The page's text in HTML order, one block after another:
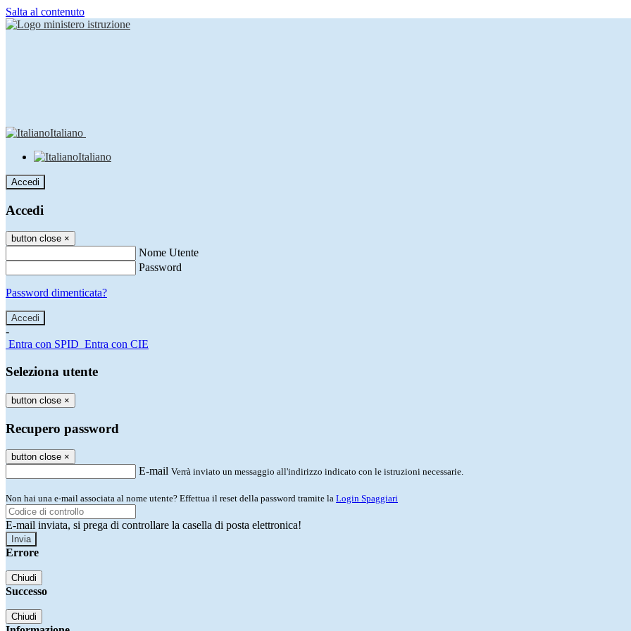
Salta al contenuto
Italiano
Italiano
Accedi
Accedi
button close ×
Nome Utente
Password
Password dimenticata?
-
Entra con SPID Entra con CIE
Seleziona utente
button close ×
Recupero password
button close ×
E-mail Verrà inviato un messaggio all'indirizzo indicato con le istruzioni necessarie.
Non hai una e-mail associata al nome utente? Effettua il reset della password tramite la Login Spaggiari
E-mail inviata, si prega di controllare la casella di posta elettronica!
Errore
Chiudi
Successo
Chiudi